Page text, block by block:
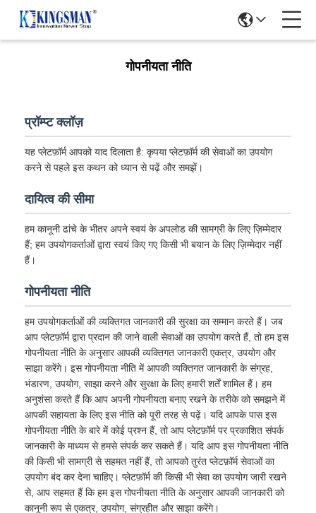
गोपनीयता नीति
प्रॉम्प्ट क्लॉज़
यह प्लेटफ़ॉर्म आपको याद दिलाता है: कृपया प्लेटफ़ॉर्म की सेवाओं का उपयोग
करने से पहले इस कथन को ध्यान से पढ़ें और समझें।
दायित्व की सीमा
हम कानूनी ढांचे के भीतर अपने स्वयं के अपलोड की सामग्री के लिए ज़िम्मेदार
हैं; हम उपयोगकर्ताओं द्वारा स्वयं किए गए किसी भी बयान के लिए ज़िम्मेदार नहीं
हैं।
गोपनीयता नीति
हम उपयोगकर्ताओं की व्यक्तिगत जानकारी की सुरक्षा का सम्मान करते हैं। जब
आप प्लेटफ़ॉर्म द्वारा प्रदान की जाने वाली सेवाओं का उपयोग करते हैं, तो हम इस
गोपनीयता नीति के अनुसार आपकी व्यक्तिगत जानकारी एकत्र, उपयोग और
साझा करेंगे। इस गोपनीयता नीति में आपकी व्यक्तिगत जानकारी के संग्रह,
भंडारण, उपयोग, साझा करने और सुरक्षा के लिए हमारी शर्तें शामिल हैं। हम
अनुशंसा करते हैं कि आप अपनी गोपनीयता बनाए रखने के तरीके को समझने में
आपकी सहायता के लिए इस नीति को पूरी तरह से पढ़ें। यदि आपके पास इस
गोपनीयता नीति के बारे में कोई प्रश्न हैं, तो आप प्लेटफ़ॉर्म पर प्रकाशित संपर्क
जानकारी के माध्यम से हमसे संपर्क कर सकते हैं। यदि आप इस गोपनीयता नीति
की किसी भी सामग्री से सहमत नहीं हैं, तो आपको तुरंत प्लेटफ़ॉर्म सेवाओं का
उपयोग बंद कर देना चाहिए। प्लेटफ़ॉर्म की किसी भी सेवा का उपयोग जारी रखने
से, आप सहमत हैं कि हम इस गोपनीयता नीति के अनुसार आपकी जानकारी को
कानूनी रूप से एकत्र, उपयोग, संग्रहीत और साझा करेंगे।